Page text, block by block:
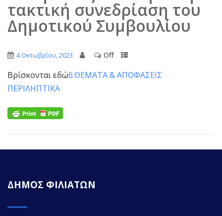
τακτική συνεδρίαση του
Δημοτικού Συμβουλίου
4 Οκτωβρίου, 2023 Off
Βρίσκονται εδώ6.ΘΕΜΑΤΑ & ΑΠΟΦΑΣΕΙΣ
ΠΕΡΙΛΗΠΤΙΚΑ
ΔΗΜΟΣ ΦΙΛΙΑΤΩΝ